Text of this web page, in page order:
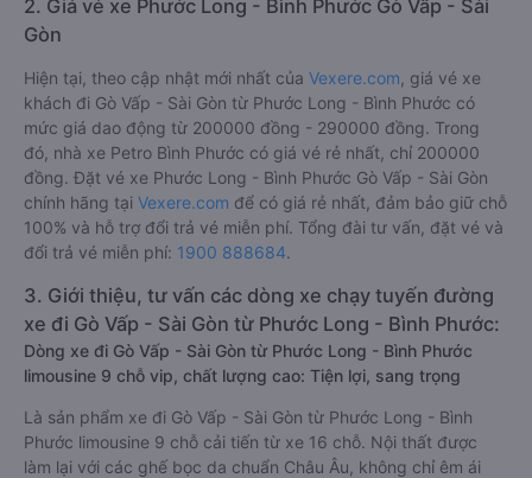
2. Giá vé xe Phước Long - Bình Phước Gò Vấp - Sài
Gòn
Hiện tại, theo cập nhật mới nhất của Vexere.com , giá vé xe
khách đi Gò Vấp - Sài Gòn từ Phước Long - Bình Phước có
mức giá dao động từ 200000 đồng - 290000 đồng. Trong
đó, nhà xe Petro Bình Phước có giá vé rẻ nhất, chỉ 200000
đồng. Đặt vé xe Phước Long - Bình Phước Gò Vấp - Sài Gòn
chính hãng tại Vexere.com để có giá rẻ nhất, đảm bảo giữ chỗ
100% và hỗ trợ đổi trả vé miễn phí. Tổng đài tư vấn, đặt vé và
đổi trả vé miễn phí: 1900 888684.
3. Giới thiệu, tư vấn các dòng xe chạy tuyến đường
xe đi Gò Vấp - Sài Gòn từ Phước Long - Bình Phước:
Dòng xe đi Gò Vấp - Sài Gòn từ Phước Long - Bình Phước
limousine 9 chỗ vip, chất lượng cao: Tiện lợi, sang trọng
Là sản phẩm xe đi Gò Vấp - Sài Gòn từ Phước Long - Bình
Phước limousine 9 chỗ cải tiến từ xe 16 chỗ. Nội thất được
làm lại với các ghế bọc da chuẩn Châu Âu, không chỉ êm ái